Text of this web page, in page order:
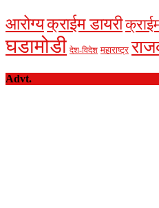
आरोग्यक्राईम डायरी
घडामोडी देश-विदेश महाराष्ट्र
Advt.